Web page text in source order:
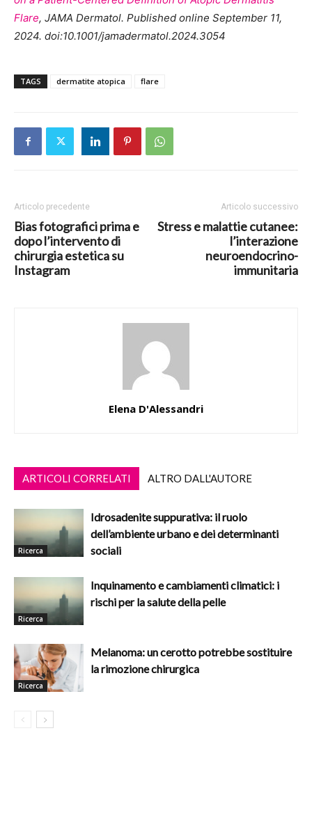
Flare, JAMA Dermatol. Published online September 11,
2024. doi:10.1001/jamadermatol.2024.3054
TAGS dermatite atopica flare
Articolo precedente
Bias fotografici prima e
dopo l’intervento di
chirurgia estetica su
Instagram
Articolo successivo
Stress e malattie cutanee:
l’interazione
neuroendocrino-
immunitaria
Elena D'Alessandri
ARTICOLI CORRELATI ALTRO DALL'AUTORE
Ricerca
Idrosadenite suppurativa: il ruolo
dell’ambiente urbano e dei determinanti
sociali
Ricerca
Inquinamento e cambiamenti climatici: i
rischi per la salute della pelle
Ricerca
Melanoma: un cerotto potrebbe sostituire
la rimozione chirurgica